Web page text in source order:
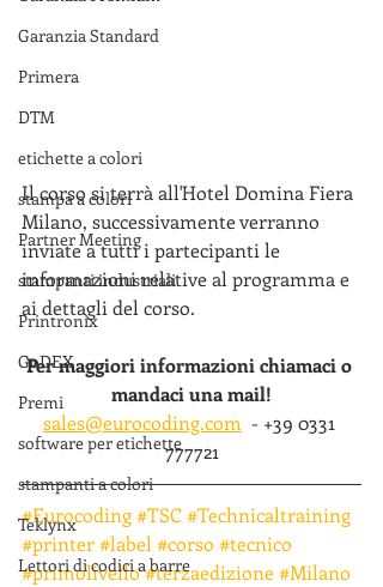
Garanzia Standard
Primera
DTM
etichette a colori
stampa a colori
Partner Meeting
stampanti industriali
Printronix
GoDEX
Premi
software per etichette
stampanti a colori
Teklynx
Lettori di codici a barre
Il corso si terrà all'Hotel Domina Fiera
Milano, successivamente verranno
inviate a tutti i partecipanti le
informazioni relative al programma e
ai dettagli del corso.
Per maggiori informazioni chiamaci o
mandaci una mail!
sales@eurocoding.com
  - +39 0331
777721
#Eurocoding#TSC#Technicaltraining
#printer#label#corso #tecnico
#primolivello#terzaedizione#Milano